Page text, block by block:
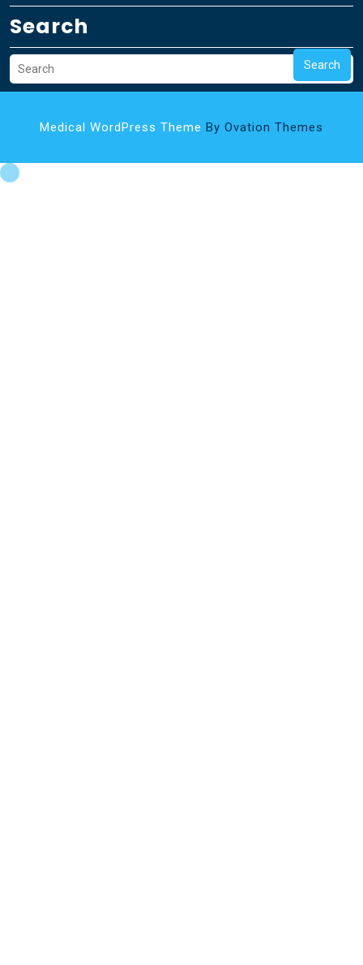
Search
Search
Medical WordPress Theme By Ovation Themes